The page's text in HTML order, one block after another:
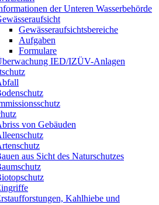
der Unteren Wasserbehörde
Gewässeraufsichtsbereiche
Aufgaben
Formulare
IED/IZÜV-Anlagen
von Gebäuden
aus Sicht des Naturschutzes
Kahlhiebe und